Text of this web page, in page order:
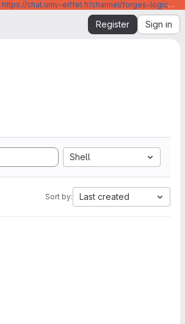
https://chat.univ-eiffel.fr/channel/forges-logicielles-github-et-gitlab-universite-gustave-eiffel
Register Sign in
Shell
Sort by: Last created